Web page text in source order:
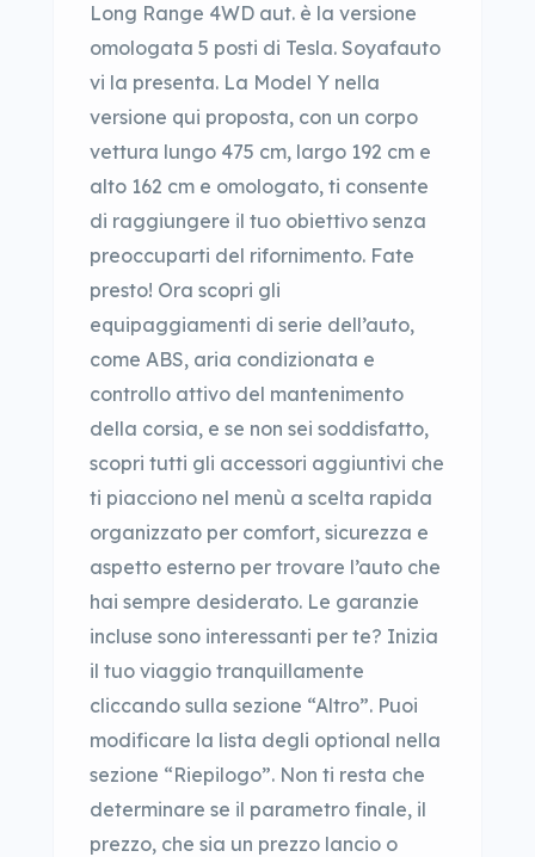
Long Range 4WD aut. è la versione
omologata 5 posti di Tesla. Soyafauto
vi la presenta. La Model Y nella
versione qui proposta, con un corpo
vettura lungo 475 cm, largo 192 cm e
alto 162 cm e omologato, ti consente
di raggiungere il tuo obiettivo senza
preoccuparti del rifornimento. Fate
presto! Ora scopri gli
equipaggiamenti di serie dell’auto,
come ABS, aria condizionata e
controllo attivo del mantenimento
della corsia, e se non sei soddisfatto,
scopri tutti gli accessori aggiuntivi che
ti piacciono nel menù a scelta rapida
organizzato per comfort, sicurezza e
aspetto esterno per trovare l’auto che
hai sempre desiderato. Le garanzie
incluse sono interessanti per te? Inizia
il tuo viaggio tranquillamente
cliccando sulla sezione “Altro”. Puoi
modificare la lista degli optional nella
sezione “Riepilogo”. Non ti resta che
determinare se il parametro finale, il
prezzo, che sia un prezzo lancio o